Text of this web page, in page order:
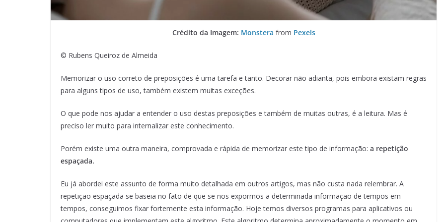
Crédito da Imagem: Monstera from Pexels
© Rubens Queiroz de Almeida
Memorizar o uso correto de preposições é uma tarefa e tanto. Decorar não adianta, pois embora existam regras
para alguns tipos de uso, também existem muitas exceções.
O que pode nos ajudar a entender o uso destas preposições e também de muitas outras, é a leitura. Mas é
preciso ler muito para internalizar este conhecimento.
Porém existe uma outra maneira, comprovada e rápida de memorizar este tipo de informação: a repetição
espaçada.
Eu já abordei este assunto de forma muito detalhada em outros artigos, mas não custa nada relembrar. A
repetição espaçada se baseia no fato de que se nos expormos a determinada informação de tempos em
tempos, conseguimos fixar fortemente esta informação. Hoje temos diversos programas para aplicativos ou